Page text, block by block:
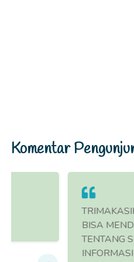
Komentar
TRIMAKASIH
BISA
TENTANG SLBN
INFORMASINYA